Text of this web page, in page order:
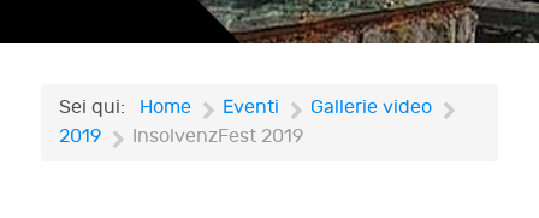
Sei qui: Home Eventi
Gallerie video
2019
InsolvenzFest 2019